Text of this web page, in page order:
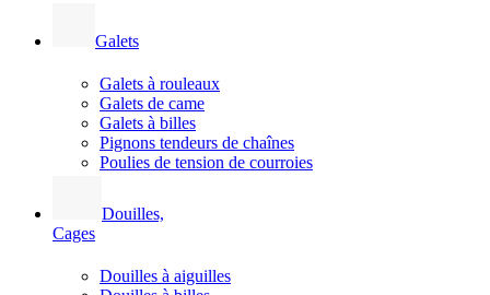
Galets
Galets à rouleaux
Galets de came
Galets à billes
Pignons tendeurs de chaînes
Poulies de tension de courroies
Douilles,
Cages
Douilles à aiguilles